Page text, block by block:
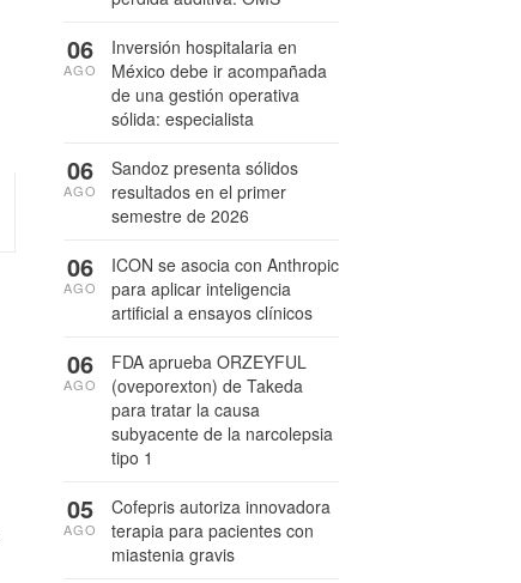
Inversión hospitalaria en
México debe ir acompañada
de una gestión operativa
sólida: especialista
06
AGO
Sandoz presenta sólidos
resultados en el primer
semestre de 2026
06
AGO
ICON se asocia con Anthropic
para aplicar inteligencia
artificial a ensayos clínicos
06
AGO
FDA aprueba ORZEYFUL
(oveporexton) de Takeda
para tratar la causa
subyacente de la narcolepsia
tipo 1
06
AGO
Cofepris autoriza innovadora
terapia para pacientes con
miastenia gravis
05
AGO